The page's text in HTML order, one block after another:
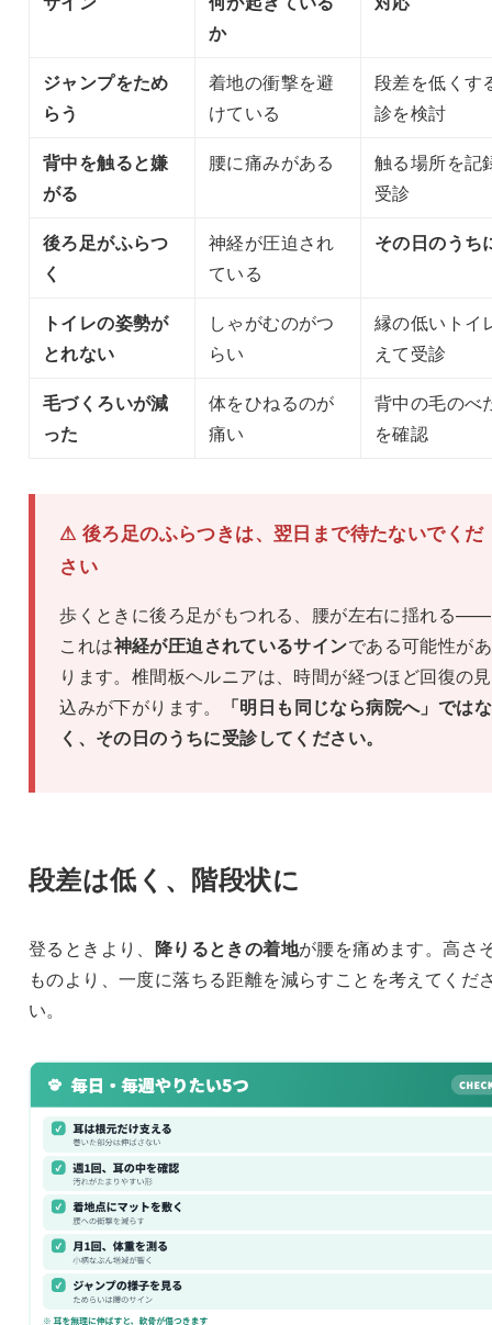
か
ジャンプをため
らう
着地の衝撃を避
けている
段差を低くす
診を検討
背中を触ると嫌
がる
腰に痛みがある
触る場所を記
受診
後ろ足がふらつ
く
神経が圧迫され
ている
その日のうち
トイレの姿勢が
とれない
しゃがむのがつ
らい
縁の低いトイ
えて受診
毛づくろいが減
った
体をひねるのが
痛い
背中の毛のべ
を確認
⚠ 後ろ足のふらつきは、翌日まで待たないでくだ
さい
歩くときに後ろ足がもつれる、腰が左右に揺れる——
これは神経が圧迫されているサインである可能性があ
ります。椎間板ヘルニアは、時間が経つほど回復の見
込みが下がります。
「明日も同じなら病院へ」ではな
く、その日のうちに受診してください。
段差は低く、階段状に
登るときより、 降りるときの着地が腰を痛めます。高さ
ものより、一度に落ちる距離を減らすことを考えてくだ
い。